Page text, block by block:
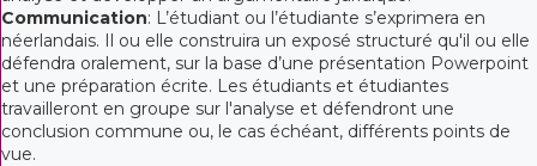
Communication: L’étudiant ou l’étudiante s’exprimera en
néerlandais. Il ou elle construira un exposé structuré qu'il ou elle
défendra oralement, sur la base d’une présentation Powerpoint
et une préparation écrite. Les étudiants et étudiantes
travailleront en groupe sur l'analyse et défendront une
conclusion commune ou, le cas échéant, différents points de
vue.